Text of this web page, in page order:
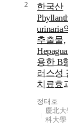
2
한국산
urinaria
추출물,
용한 B
러스성
치료효
정태호
慶北
科大學